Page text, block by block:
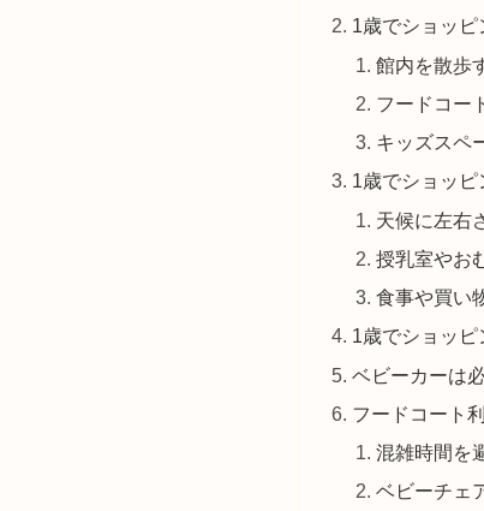
1歳でショッピ
館内を散歩
フードコー
キッズスペ
1歳でショッピ
天候に左右
授乳室やお
食事や買い
1歳でショッ
ベビーカーは
フードコート
混雑時間を
ベビーチェ